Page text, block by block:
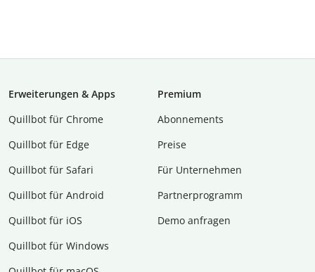
Erweiterungen & Apps
Quillbot für Chrome
Quillbot für Edge
Quillbot für Safari
Quillbot für Android
Quillbot für iOS
Quillbot für Windows
Premium
Abon­ne­ments
Preise
Für Unternehmen
Partnerprogramm
Demo anfragen